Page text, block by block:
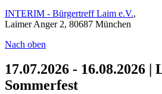
INTERIM - Bürgertreff Laim e.V.,
Laimer Anger 2, 80687 München
Nach oben
17.07.2026 - 16.08.2026 |
Sommerfest